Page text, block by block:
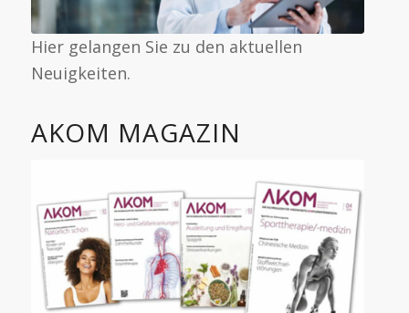
Hier gelangen Sie zu den aktuellen
Neuigkeiten.
AKOM MAGAZIN